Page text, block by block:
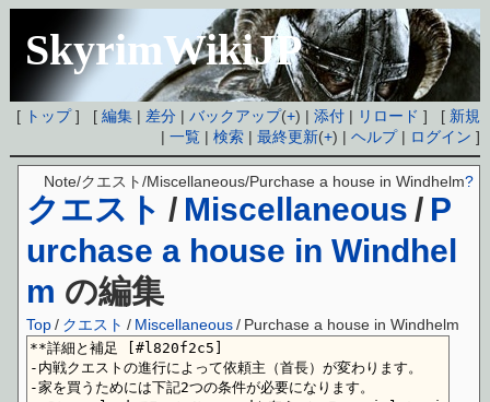
SkyrimWikiJP
[ トップ] [編集 | 差分 |バックアップ(+) |添付 | リロード ] [ 新規
|一覧 |検索 |最終更新(+) |ヘルプ| ログイン ]
クエスト / Miscellaneous / P
urchase a house in Windhel
m の編集
Note/クエスト/Miscellaneous/Purchase a house in Windhelm?
Top / クエスト / Miscellaneous/ Purchase a house in Windhelm